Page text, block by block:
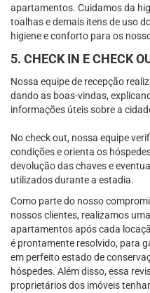
apartamentos. Cuidamos da
toalhas e demais itens de uso
higiene e conforto para os
5. CHECK IN E CHECK
Nossa equipe de recepção
dando as boas-vindas,
informações úteis sobre a
No check out, nossa equipe
condições e orienta os
devolução das chaves e
utilizados durante a estadia.
Como parte do nosso
nossos clientes, realizamos
apartamentos após cada
é prontamente resolvido, para
em perfeito estado de
hóspedes. Além disso, essa
proprietários dos imóveis